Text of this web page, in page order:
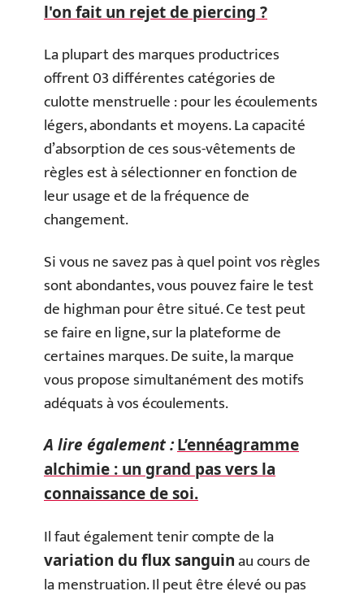
l'on fait un rejet de piercing ?
La plupart des marques productrices
offrent 03 différentes catégories de
culotte menstruelle : pour les écoulements
légers, abondants et moyens. La capacité
d’absorption de ces sous-vêtements de
règles est à sélectionner en fonction de
leur usage et de la fréquence de
changement.
Si vous ne savez pas à quel point vos règles
sont abondantes, vous pouvez faire le test
de highman pour être situé. Ce test peut
se faire en ligne, sur la plateforme de
certaines marques. De suite, la marque
vous propose simultanément des motifs
adéquats à vos écoulements.
A lire également :L’ennéagramme
alchimie : un grand pas vers la
connaissance de soi.
Il faut également tenir compte de la
variation du flux sanguinau cours de
la menstruation. Il peut être élevé ou pas